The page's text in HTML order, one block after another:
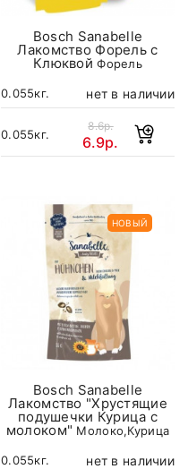
Bosch Sanabelle
Лакомство Форель с
КлюквойФорель
0.055кг. нет в наличии
0.055кг.
8.6р.
6.9р.
НОВЫЙ
Bosch Sanabelle
Лакомство "Хрустящие
подушечки Курица с
молоком" Молоко,Курица
0.055кг. нет в наличии